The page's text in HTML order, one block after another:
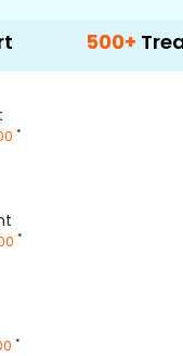
500+ Treatment
*
*
*